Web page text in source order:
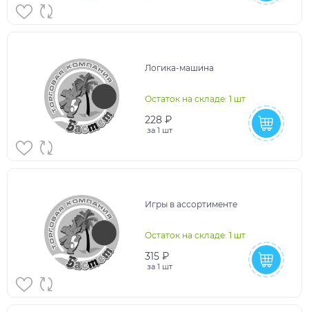
Логика-машина
Остаток на складе: 1 шт
228 ₽
за 1 шт
Игры в ассортименте
Остаток на складе: 1 шт
315 ₽
за 1 шт